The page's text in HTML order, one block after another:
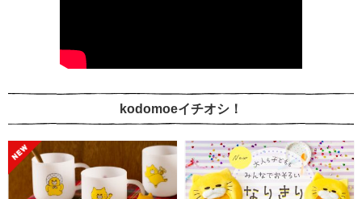
kodomoeイチオシ！